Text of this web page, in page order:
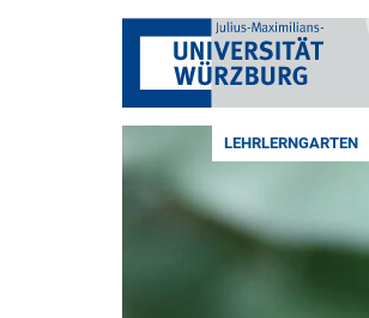
LEHRLERNGARTEN